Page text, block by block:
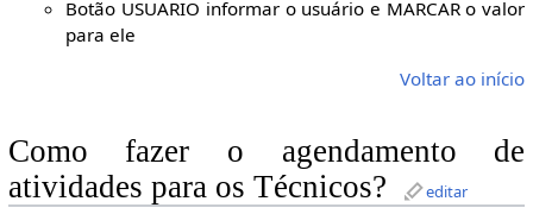
Botão USUARIO informar o usuário e MARCAR o valor
para ele
Voltar ao início
Como fazer o agendamento de
atividades para os Técnicos?
editar